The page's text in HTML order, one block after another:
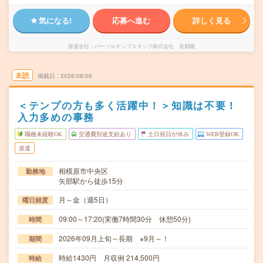
気になる! 応募へ進む 詳しく見る
派遣会社 パーソルテンプスタッフ株式会社 首都圏
未読 掲載日 2026/08/06
＜テンプの方も多く活躍中！＞知識は不要！
入力多めの事務
職種未経験OK 交通費別途支給あり 土日祝日が休み WEB登録OK
派遣
勤務地
相模原市中央区
矢部駅から徒歩15分
曜日頻度 月～金（週5日）
時間 09:00～17:20(実働7時間30分 休憩50分)
期間 2026年09月上旬～長期 ※9月～！
時給 時給1430円 月収例 214,500円